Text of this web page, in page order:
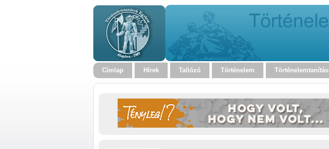
Címlap Hírek Tallózó Történelem Történelemtanítás